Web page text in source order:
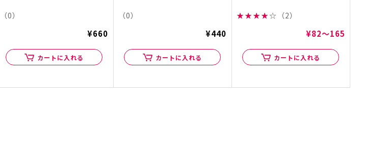
（0）
¥660
カートに入れる
（0）
¥440
カートに入れる
★★★★☆ （2）
¥82～165
カートに入れる